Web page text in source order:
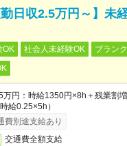
勤日収2.5万円～】未
OK 社会人未経験OK
ブラン
万円：時給1350円×8h＋残業割
給0.25×5h）
費別途支給あり
交通費全額支給